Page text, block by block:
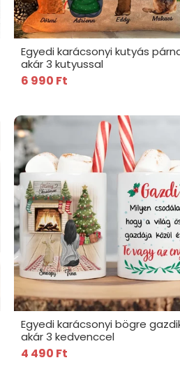
Egyedi karácsonyi kutyás
akár 3 kutyussal
6 990 Ft
Egyedi karácsonyi bögre
akár 3 kedvenccel
4 490 Ft